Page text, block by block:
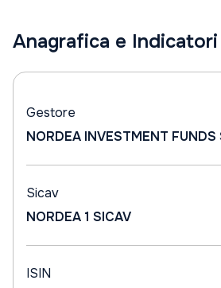
Anagrafica e Indicatori
Gestore
NORDEA INVESTMENT FUNDS
Sicav
NORDEA 1 SICAV
ISIN